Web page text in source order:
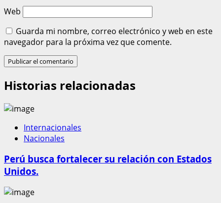
Web
Guarda mi nombre, correo electrónico y web en este
navegador para la próxima vez que comente.
Historias relacionadas
Internacionales
Nacionales
Perú busca fortalecer su relación con Estados
Unidos.